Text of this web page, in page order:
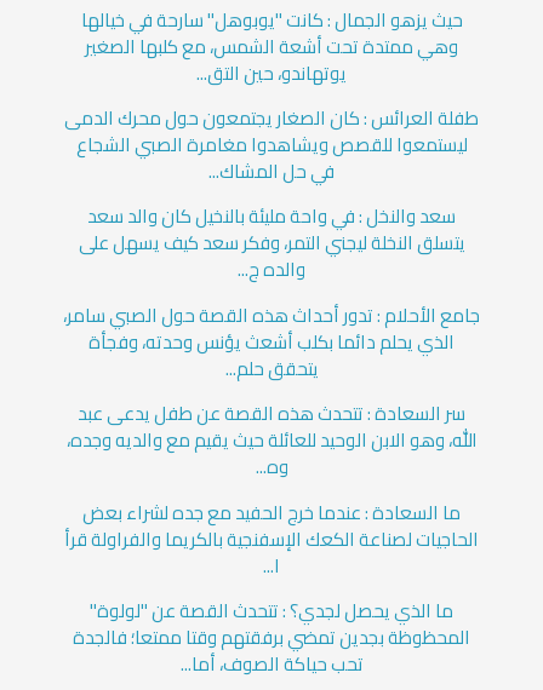
حيث يزهو الجمال : كانت "يوبوهل" سارحة في خيالها
وهي ممتدة تحت أشعة الشمس، مع كلبها الصغير
يوتهاندو، حين التق...
طفلة العرائس : كان الصغار يجتمعون حول محرك الدمى
ليستمعوا للقصص ويشاهدوا مغامرة الصبي الشجاع
في حل المشاك...
سعد والنخل : في واحة مليئة بالنخيل كان والد سعد
يتسلق النخلة ليجني التمر، وفكر سعد كيف يسهل على
والده ج...
جامع الأحلام : تدور أحداث هذه القصة حول الصبي سامر،
الذي يحلم دائما بكلب أشعث يؤنس وحدته، وفجأة
يتحقق حلم...
سر السعادة : تتحدث هذه القصة عن طفل يدعى عبد
الله، وهو الابن الوحيد للعائلة حيث يقيم مع والديه وجده،
وه...
ما السعادة : عندما خرج الحفيد مع جده لشراء بعض
الحاجيات لصناعة الكعك الإسفنجية بالكريما والفراولة قرأ
ا...
ما الذي يحصل لجدي؟ : تتحدث القصة عن "لولوة"
المحظوظة بجدين تمضي برفقتهم وقتا ممتعا؛ فالجدة
تحب حياكة الصوف، أما...